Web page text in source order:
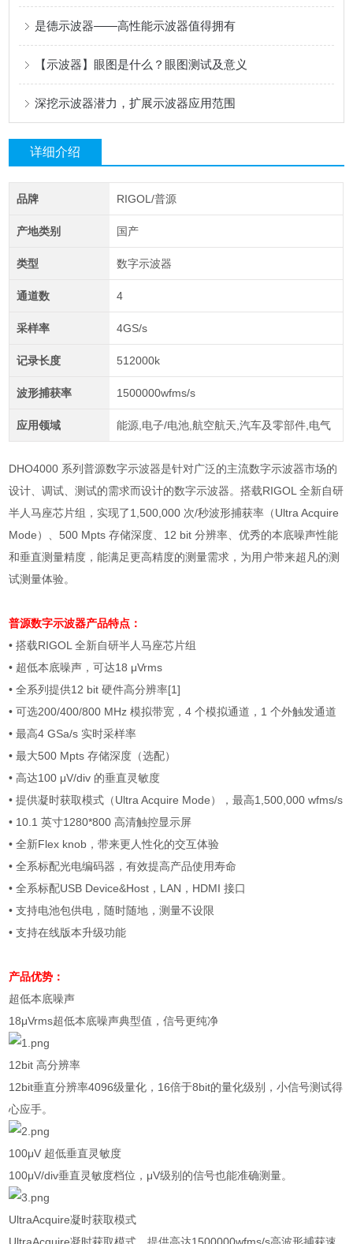
是德示波器——高性能示波器值得拥有
【示波器】眼图是什么？眼图测试及意义
深挖示波器潜力，扩展示波器应用范围
详细介绍
品牌 RIGOL/普源
产地类别 国产
类型 数字示波器
通道数 4
采样率 4GS/s
记录长度 512000k
波形捕获率 1500000wfms/s
应用领域 能源,电子/电池,航空航天,汽车及零部件,电气
DHO4000 系列普源数字示波器是针对广泛的主流数字示波器市场的
设计、调试、测试的需求而设计的数字示波器。搭载RIGOL 全新自研
半人马座芯片组，实现了1,500,000 次/秒波形捕获率（Ultra Acquire
Mode）、500 Mpts 存储深度、12 bit 分辨率、优秀的本底噪声性能
和垂直测量精度，能满足更高精度的测量需求，为用户带来超凡的测
试测量体验。
普源数字示波器产品特点：
• 搭载RIGOL全新自研半人马座芯片组
• 超低本底噪声，可达18 μVrms
• 全系列提供12 bit硬件高分辨率[1]
• 可选200/400/800 MHz模拟带宽，4个模拟通道， 1个外触发通道
• 最高4 GSa/s 实时采样率
• 最大500 Mpts存储深度（选配）
• 高达100 μV/div 的垂直灵敏度
• 提供凝时获取模式（Ultra Acquire Mode），最高1,500,000 wfms/s
• 10.1英寸1280*800高清触控显示屏
• 全新Flex knob ，带来更人性化的交互体验
• 全系标配光电编码器，有效提高产品使用寿命
• 全系标配USB Device&Host ， LAN ， HDMI接口
• 支持电池包供电，随时随地，测量不设限
• 支持在线版本升级功能
产品优势：
超低本底噪声
18μVrms超低本底噪声典型值，信号更纯净
12bit高分辨率
12bit垂直分辨率4096级量化， 16倍于8bit的量化级别，小信号测试得
心应手。
100μV 超低垂直灵敏度
100μV/div垂直灵敏度档位， μV级别的信号也能准确测量。
UltraAcquire凝时获取模式